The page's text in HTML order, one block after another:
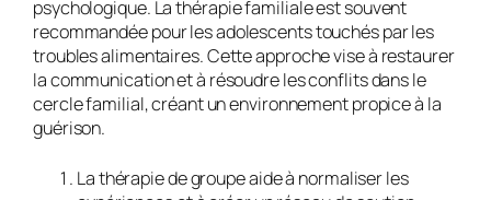
psychologique. Lathérapie familialeest souvent
recommandée pour les adolescents touchés par les
troubles alimentaires. Cette approche vise à restaurer
la communication et à résoudre les conflits dans le
cercle familial, créant un environnement propice à la
guérison.
Lathérapie de groupeaide à normaliser les